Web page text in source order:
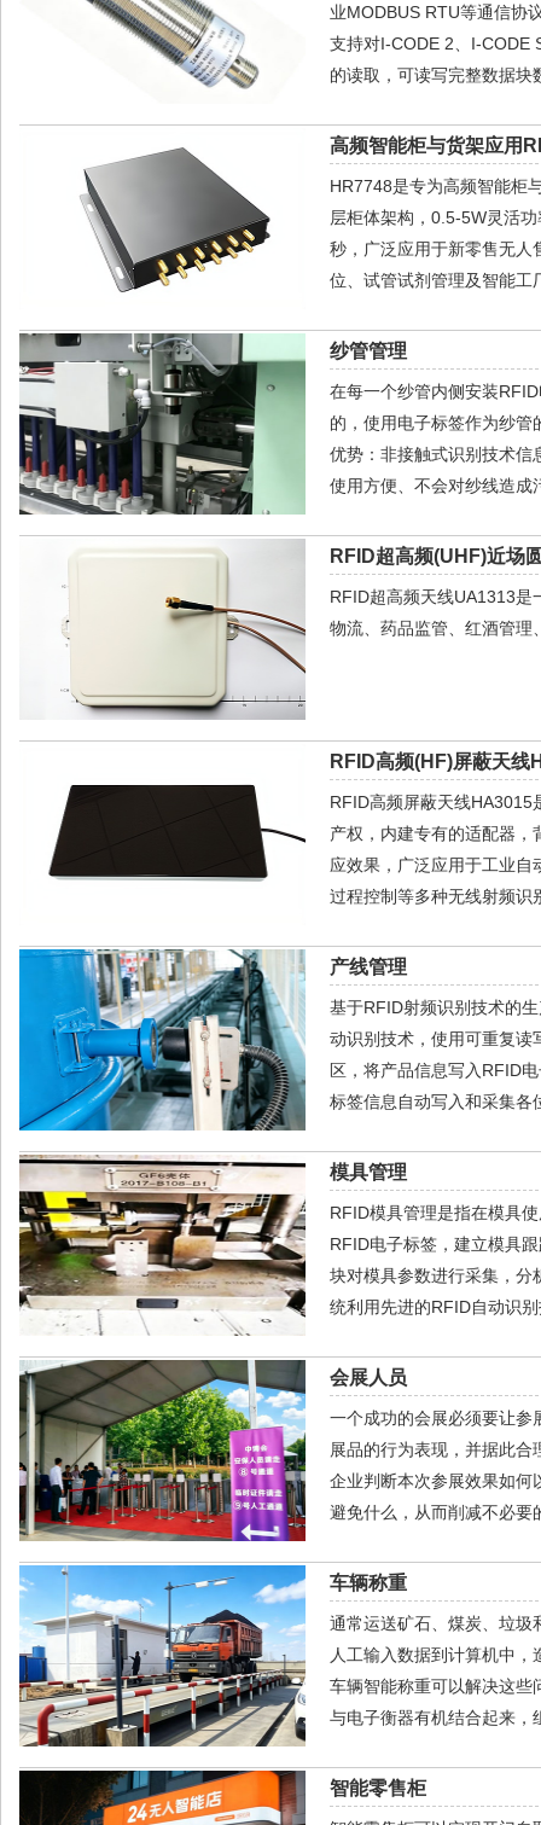
业MODBUS RTU等通信协
支持对I-CODE 2、I-CODE
的读取，可读写完整数据
高频智能柜与货架应用
HR7748是专为高频智能柜
层柜体架构，0.5-5W灵活
秒，广泛应用于新零售无人
位、试管试剂管理及智能工
纱管管理
在每一个纱管内侧安装
的，使用电子标签作为纱
优势：非接触式识别技术信
使用方便、不会对纱线造成
RFID超高频(UHF)近场
RFID超高频天线UA1313是
物流、药品监管、红酒管理
RFID高频(HF)屏蔽天线
RFID高频屏蔽天线
产权，内建专有的适配器
应效果，广泛应用于工业
过程控制等多种无线射频识
产线管理
基于RFID射频识别技术的
动识别技术，使用可重复读
区，将产品信息写入RFID
标签信息自动写入和采集各
模具管理
RFID模具管理是指在模具
RFID电子标签，建立模具
块对模具参数进行采集，分
统利用先进的RFID自动识
会展人员
一个成功的会展必须要让参
展品的行为表现，并据此
企业判断本次参展效果如何
避免什么，从而削减不必要
车辆称重
通常运送矿石、煤炭、垃圾
人工输入数据到计算机中
车辆智能称重可以解决这些
与电子衡器有机结合起来，
智能零售柜